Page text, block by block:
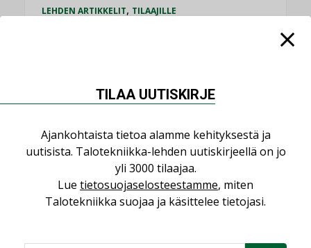
LEHDEN ARTIKKELIT, TILAAJILLE
NÄKÖKULMIA
Puheista tekoihin – uusin teknologia
käyttöön kiinteistöissä
KOLUMNI
TILAA UUTISKIRJE
Ajankohtaista tietoa alamme kehityksestä ja
uutisista. Talotekniikka-lehden uutiskirjeellä on jo
yli 3000 tilaajaa.
Lue tietosuojaselosteestamme, miten
Talotekniikka suojaa ja käsittelee tietojasi.